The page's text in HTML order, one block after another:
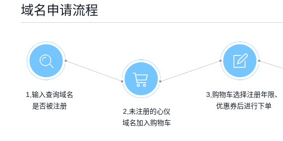
域名申请流程
1,输入查询域名
是否被注册
2,未注册的心仪
域名加入购物车
3,购物车选择注册年限、
优惠券后进行下单